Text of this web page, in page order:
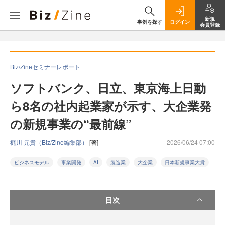
事例を探す ログイン
新規
会員登録
Biz/Zineセミナーレポート
ソフトバンク、日立、東京海上日動
ら8名の社内起業家が示す、大企業発
の新規事業の“最前線”
梶川 元貴（Biz/Zine編集部） [著] 2026/06/24 07:00
ビジネスモデル 事業開発 AI 製造業 大企業 日本新規事業大賞
目次